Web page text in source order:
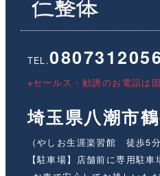
TEL.
※セールス・勧誘のお電話は
埼玉県八潮市
（やしお生涯楽習館 徒歩5分
【駐車場】店舗前に専用駐